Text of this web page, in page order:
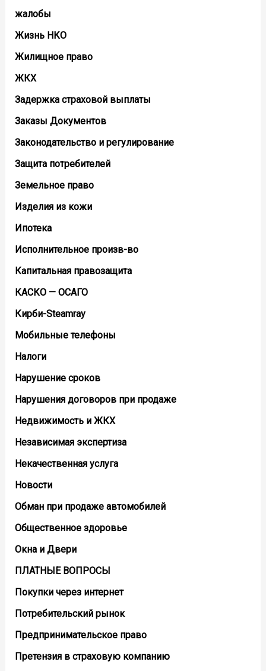
жалобы
Жизнь НКО
Жилищное право
ЖКХ
Задержка страховой выплаты
Заказы Документов
Законодательство и регулирование
Защита потребителей
Земельное право
Изделия из кожи
Ипотека
Исполнительное произв-во
Капитальная правозащита
КАСКО — ОСАГО
Кирби-Steamray
Мобильные телефоны
Налоги
Нарушение сроков
Нарушения договоров при продаже
Недвижимость и ЖКХ
Независимая экспертиза
Некачественная услуга
Новости
Обман при продаже автомобилей
Общественное здоровье
Окна и Двери
ПЛАТНЫЕ ВОПРОСЫ
Покупки через интернет
Потребительский рынок
Предпринимательское право
Претензия в страховую компанию